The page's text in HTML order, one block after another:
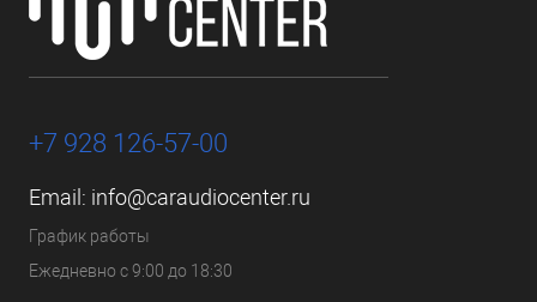
+7 928 126-57-00
Email: info@caraudiocenter.ru
График работы
Ежедневно с 9:00 до 18:30